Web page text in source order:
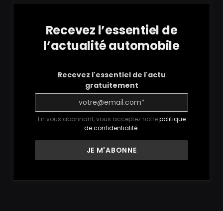
Recevez l’essentiel de
l’actualité automobile
Recevez l'essentiel de l'actu
gratuitement
En vous abonnant, vous acceptez notrepolitique
de confidentialité.